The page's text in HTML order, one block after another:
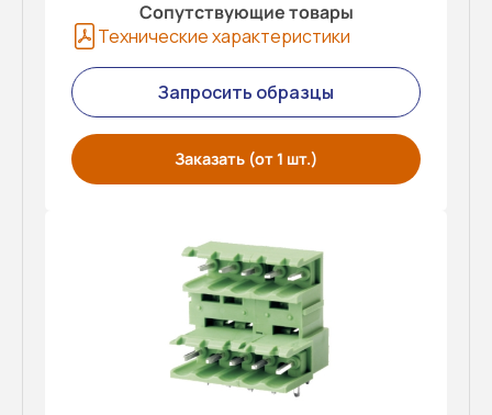
Сопутствующие товары
Технические характеристики
Запросить образцы
Заказать (от 1 шт.)